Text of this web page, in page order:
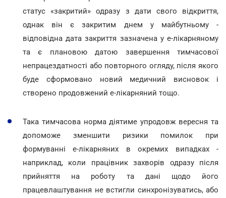
статус «закритий» одразу з дати свого відкриття,
однак він є закритим днем у майбутньому -
відповідна дата закриття зазначена у е-лікарняному
та є плановою датою завершення тимчасової
непрацездатності або повторного огляду, після якого
буде сформовано новий медичний висновок і
створено продовжений е-лікарняний тощо.
Така тимчасова норма діятиме упродовж вересня та
допоможе зменшити ризики помилок при
формуванні е-лікарняних в окремих випадках -
наприклад, коли працівник захворів одразу після
прийняття на роботу та дані щодо його
працевлаштування не встигли синхронізуватись, або